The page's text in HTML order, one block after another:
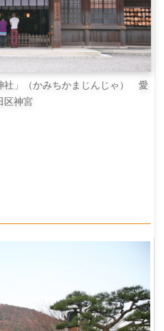
社」（かみちかまじんじゃ） 愛
区神宮